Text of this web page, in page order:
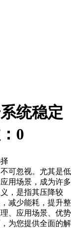
统稳定
0
可忽视。尤其是低
用场景，成为许多
，是指其压降较
减少能耗，提升整
、应用场景、优势
为您提供全面的解